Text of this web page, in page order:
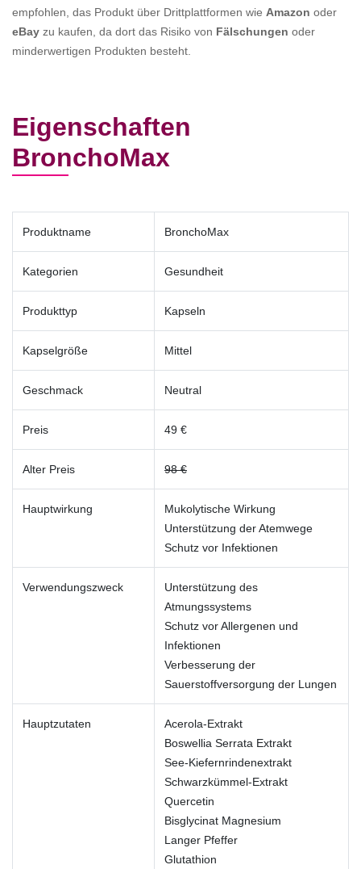
empfohlen, das Produkt über Drittplattformen wie Amazon oder
eBay zu kaufen, da dort das Risiko von Fälschungen oder
minderwertigen Produkten besteht.
Eigenschaften
BronchoMax
Produktname BronchoMax
Kategorien Gesundheit
Produkttyp Kapseln
Kapselgröße Mittel
Geschmack Neutral
Preis 49 €
Alter Preis 98 €
Hauptwirkung
Mukolytische Wirkung
Unterstützung der Atemwege
Schutz vor Infektionen
Verwendungszweck
Unterstützung des
Atmungssystems
Schutz vor Allergenen und
Infektionen
Verbesserung der
Sauerstoffversorgung der Lungen
Hauptzutaten
Acerola-Extrakt
Boswellia Serrata Extrakt
See-Kiefernrindenextrakt
Schwarzkümmel-Extrakt
Quercetin
Bisglycinat Magnesium
Langer Pfeffer
Glutathion